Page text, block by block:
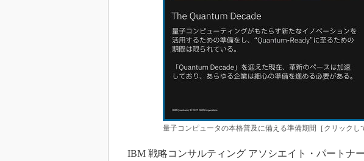
量子コンピュータの本格普及に備える準備期間［クリックし
IBM 戦略コンサルティング アソシエイト・パートナー